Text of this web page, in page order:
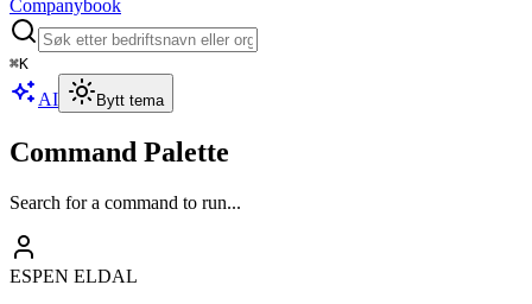
Companybook
⌘K
AI Bytt tema
Command Palette
Search for a command to run...
ESPEN ELDAL